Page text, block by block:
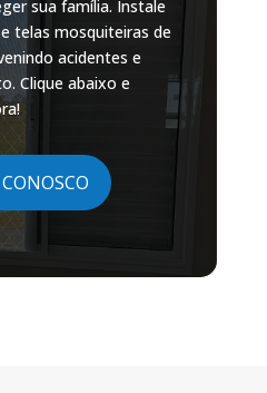
sua família. Instale
telas mosquiteiras de
acidentes e
Clique abaixo e